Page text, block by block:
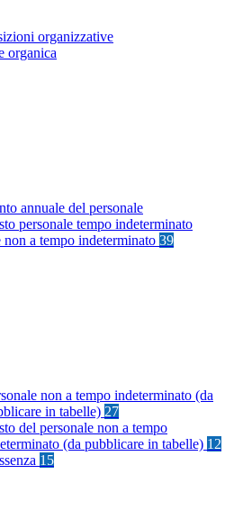
organizzative
organica
annuale del personale
personale tempo indeterminato
non a tempo indeterminato 39
non a tempo indeterminato (da
in tabelle) 27
del personale non a tempo
(da pubblicare in tabelle) 12
15